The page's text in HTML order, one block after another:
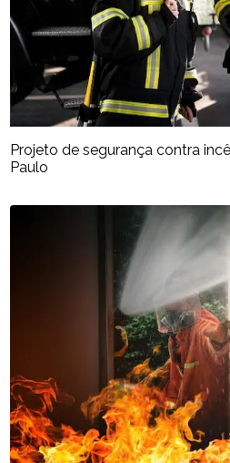
Projeto de segurança contra
Paulo